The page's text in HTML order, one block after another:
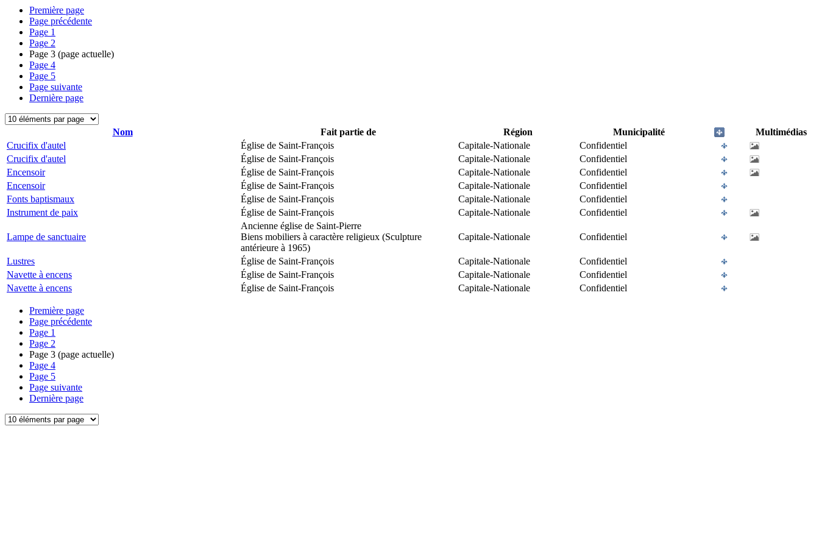
Première page
Page précédente
Page 1
Page 2
Page 3 (page actuelle)
Page 4
Page 5
Page suivante
Dernière page
Nom Fait partie de Région Municipalité
Multimédias
Crucifix d'autel
Église de Saint-François Capitale-Nationale
Confidentiel
Crucifix d'autel
Église de Saint-François Capitale-Nationale
Confidentiel
Encensoir
Église de Saint-François Capitale-Nationale
Confidentiel
Encensoir
Église de Saint-François Capitale-Nationale
Confidentiel
Fonts baptismaux
Église de Saint-François Capitale-Nationale
Confidentiel
Instrument de paix
Église de Saint-François Capitale-Nationale Confidentiel
Lampe de sanctuaire
Ancienne église de Saint-Pierre
Biens mobiliers à caractère religieux (Sculpture
antérieure à 1965)
Capitale-Nationale Confidentiel
Lustres Église de Saint-François Capitale-Nationale
Confidentiel
Navette à encens
Église de Saint-François Capitale-Nationale
Confidentiel
Navette à encens
Église de Saint-François Capitale-Nationale Confidentiel
Première page
Page précédente
Page 1
Page 2
Page 3 (page actuelle)
Page 4
Page 5
Page suivante
Dernière page